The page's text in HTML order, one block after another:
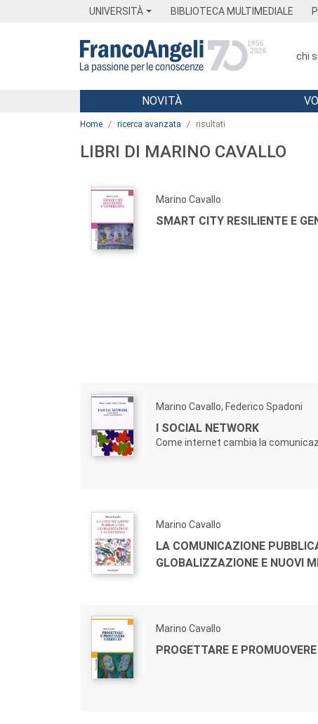
UNIVERSITÀ BIBLIOTECA MULTIMEDIALE
chi
Menu
NOVITÀ
Home ricerca avanzata risultati
LIBRI DI MARINO CAVALLO
Marino Cavallo
SMART CITY RESILIENTE E
Marino Cavallo, Federico Spadoni
I SOCIAL NETWORK
Come internet cambia la
Marino Cavallo
LA COMUNICAZIONE
GLOBALIZZAZIONE E NUOVI
Marino Cavallo
PROGETTARE E